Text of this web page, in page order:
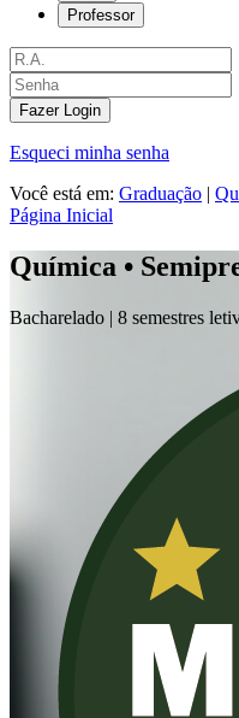
Professor
Fazer Login
Esqueci minha senha
Você está em: Graduação |
Página Inicial
Química •
Bacharelado | 8 semestres